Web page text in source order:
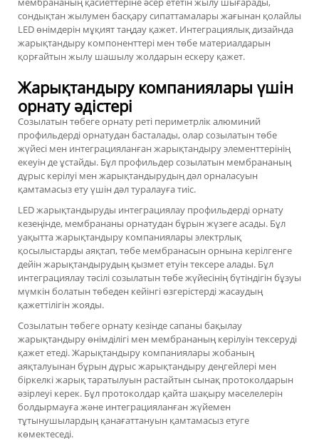
сондықтан жылумен басқару сипаттамалары жағынан қолайлы
LED өнімдерін мұқият таңдау қажет. Интеграциялық дизайнда
жарықтандыру компоненттері мен төбе материалдарын
қорғайтын жылу шашылу жолдарын ескеру қажет.
Жарықтандыру компаниялары үшін
орнату әдістері
Созылатын төбеге орнату реті периметрлік алюминий
профильдерді орнатудан басталады, олар созылатын төбе
жүйесі мен интеграцияланған жарықтандыру элементтерінің
екеуін де ұстайды. Бұл профильдер созылатын мембрананың
дұрыс керілуі мен жарықтандырудың дәл орналасуын
қамтамасыз ету үшін дәл туралауға тиіс.
LED жарықтандыруды интеграциялау профильдерді орнату
кезеңінде, мембрананы орнатудан бұрын жүзеге асады. Бұл
уақытта жарықтандыру компаниялары электрлық
қосылыстарды аяқтап, төбе мембранасын орнына керілгенге
дейін жарықтандырудың қызмет етуін тексере алады. Бұл
интеграциялау тәсілі созылатын төбе жүйесінің бүтіндігін бұзуы
мүмкін болатын төбеден кейінгі өзгерістерді жасаудың
қажеттілігін жояды.
Созылатын төбеге орнату кезінде сапаны бақылау
жарықтандыру өнімділігі мен мембрананың керілуін тексеруді
қажет етеді. Жарықтандыру компаниялары жобаның
аяқталуынан бұрын дұрыс жарықтандыру деңгейлері мен
біркелкі жарық таратылуын растайтын сынақ протоколдарын
әзірлеуі керек. Бұл протоколдар қайта шақыру мәселелерін
болдырмауға және интеграцияланған жүйемен
тұтынушылардың қанағаттануын қамтамасыз етуге
көмектеседі.